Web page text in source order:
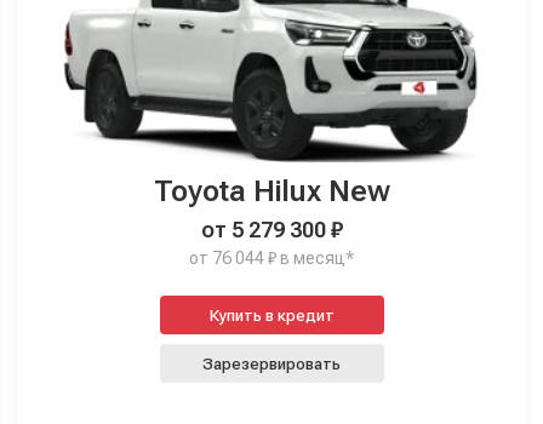
Toyota Hilux New
от 5 279 300 ₽
от 76 044 ₽ в месяц*
Купить в кредит
Зарезервировать